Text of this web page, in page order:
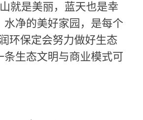
就是美丽，蓝天也是幸
净的美好家园，是每个
环保定会努力做好生态
生态文明与商业模式可